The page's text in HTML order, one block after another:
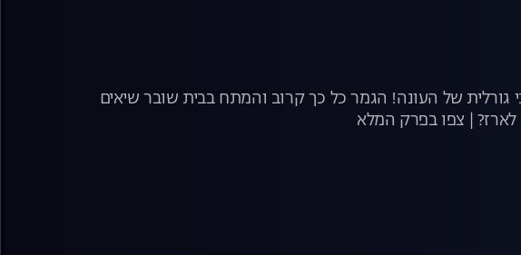
גורלית של העונה! הגמר כל כך קרוב והמתח בבית שובר שיאים
| צפו בפרק המלא